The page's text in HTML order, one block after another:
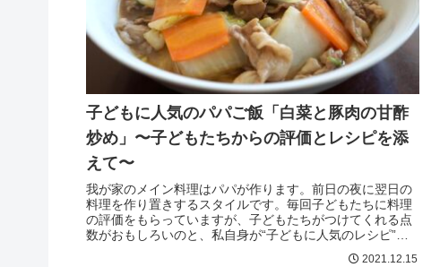
子どもに人気のパパご飯「白菜と豚肉の甘酢
炒め」〜子どもたちからの評価とレシピを添
えて〜
我が家のメイン料理はパパが作ります。前日の夜に翌日の
料理を作り置きするスタイルです。毎回子どもたちに料理
の評価をもらっていますが、子どもたちがつけてくれる点
数がおもしろいのと、私自身が“子どもに人気のレシピ”を
2021.12.15